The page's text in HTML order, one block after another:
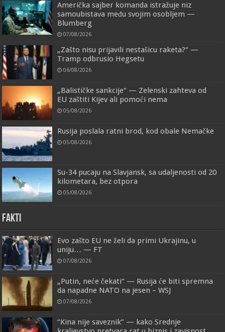
Američka sajber komanda istražuje niz
samoubistava među svojim osobljem —
Blumberg
07/08/2026
„Zašto nisu prijavili nestašicu raketa?“ —
Tramp odbrusio Hegsetu
06/08/2026
„Balističke sankcije“ — Zelenski zahteva od
EU zaštiti Kijev ali pomoći nema
05/08/2026
Rusija poslala ratni brod, kod obale Nemačke
05/08/2026
Su-34 pucaju na Slavjansk, sa udaljenosti od 20
kilometara, bez otpora
05/08/2026
FAKTI
Evo zašto EU ne želi da primi Ukrajinu, u
uniju… — FT
07/08/2026
„Putin, neće čekati“ — Rusija će biti spremna
da napadne NATO na jesen – WSJ
07/08/2026
“Kina nije saveznik” — kako Srednje